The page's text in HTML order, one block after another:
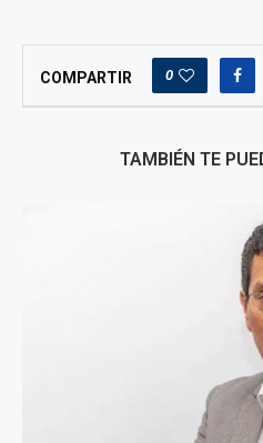
COMPARTIR 0
TAMBIÉN TE